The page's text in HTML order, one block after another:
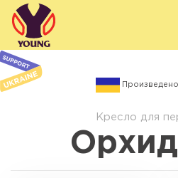
Произведено
Кресло для